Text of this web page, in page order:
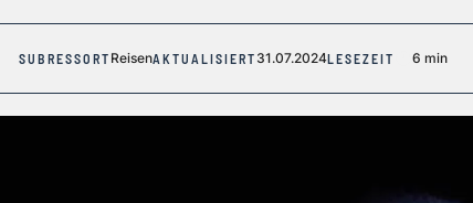
SUBRESSORT ReisenAKTUALISIERT 31.07.2024LESEZEIT 6 min